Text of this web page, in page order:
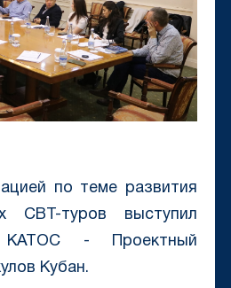
по теме развития
CBT-туров выступил
КАТОС - Проектный
Кубан.